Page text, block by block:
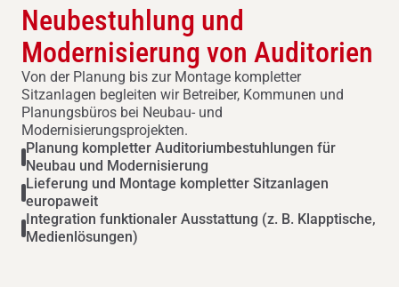
Neubestuhlung und
Modernisierung von Auditorien
Von der Planung bis zur Montage kompletter
Sitzanlagen begleiten wir Betreiber, Kommunen und
Planungsbüros bei Neubau- und
Modernisierungsprojekten.
Planung kompletter Auditoriumbestuhlungen für
Neubau und Modernisierung
Lieferung und Montage kompletter Sitzanlagen
europaweit
Integration funktionaler Ausstattung (z. B. Klapptische,
Medienlösungen)